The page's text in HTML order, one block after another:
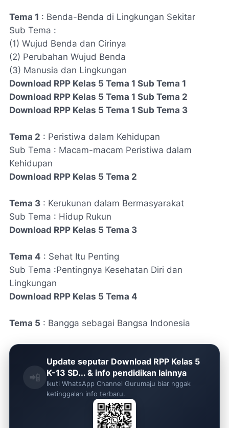
Tema 1 : Benda-Benda di Lingkungan Sekitar
Sub Tema :
(1) Wujud Benda dan Cirinya
(2) Perubahan Wujud Benda
(3) Manusia dan Lingkungan
Download RPP Kelas 5 Tema 1 Sub Tema 1
Download RPP Kelas 5 Tema 1 Sub Tema 2
Download RPP Kelas 5 Tema 1 Sub Tema 3
Tema 2 : Peristiwa dalam Kehidupan
Sub Tema : Macam-macam Peristiwa dalam
Kehidupan
Download RPP Kelas 5 Tema 2
Tema 3 : Kerukunan dalam Bermasyarakat
Sub Tema : Hidup Rukun
Download RPP Kelas 5 Tema 3
Tema 4 : Sehat Itu Penting
Sub Tema :Pentingnya Kesehatan Diri dan
Lingkungan
Download RPP Kelas 5 Tema 4
Tema 5 : Bangga sebagai Bangsa Indonesia
📲
Update seputar Download RPP Kelas 5
K-13 SD... & info pendidikan lainnya
Ikuti WhatsApp Channel Gurumaju biar nggak
ketinggalan info terbaru.